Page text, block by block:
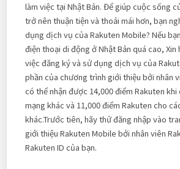
làm việc tại Nhật Bản. Để giúp cuộc sống
trở nên thuận tiện và thoải mái hơn, bạn
dụng dịch vụ của Rakuten Mobile? Nếu
điện thoại di động ở Nhật Bản quá cao, Xin
việc đăng ký và sử dụng dịch vụ của
phần của chương trình giới thiệu bởi nhân
có thể nhận được 14,000 điểm Rakuten khi
mạng khác và 11,000 điểm Rakuten cho
khác.Trước tiên, hãy thử đăng nhập vào
giới thiệu Rakuten Mobile bởi nhân viên
Rakuten ID của bạn.